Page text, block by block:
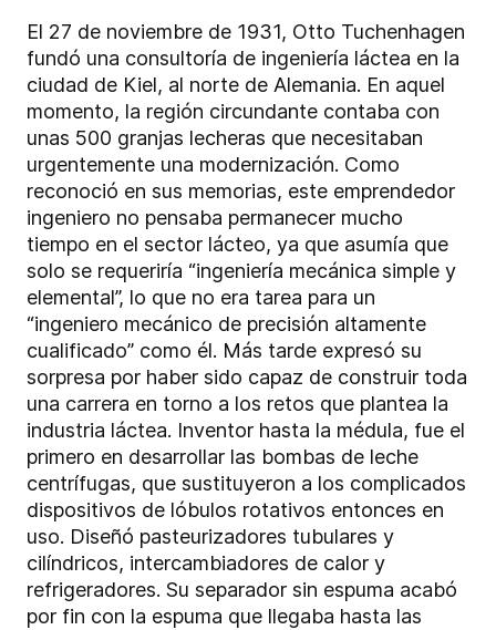
El 27 de noviembre de 1931, Otto Tuchenhagen
fundó una consultoría de ingeniería láctea en la
ciudad de Kiel, al norte de Alemania. En aquel
momento, la región circundante contaba con
unas 500 granjas lecheras que necesitaban
urgentemente una modernización. Como
reconoció en sus memorias, este emprendedor
ingeniero no pensaba permanecer mucho
tiempo en el sector lácteo, ya que asumía que
solo se requeriría “ingeniería mecánica simple y
elemental”, lo que no era tarea para un
“ingeniero mecánico de precisión altamente
cualificado” como él. Más tarde expresó su
sorpresa por haber sido capaz de construir toda
una carrera en torno a los retos que plantea la
industria láctea. Inventor hasta la médula, fue el
primero en desarrollar las bombas de leche
centrífugas, que sustituyeron a los complicados
dispositivos de lóbulos rotativos entonces en
uso. Diseñó pasteurizadores tubulares y
cilíndricos, intercambiadores de calor y
refrigeradores. Su separador sin espuma acabó
por fin con la espuma que llegaba hasta las